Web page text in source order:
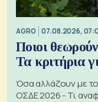
AGRO 07.08.2026,
Ποιοι
Τα κριτήρια
Όσα αλλάζουν με
ΟΣΔΕ 2026 - Τι